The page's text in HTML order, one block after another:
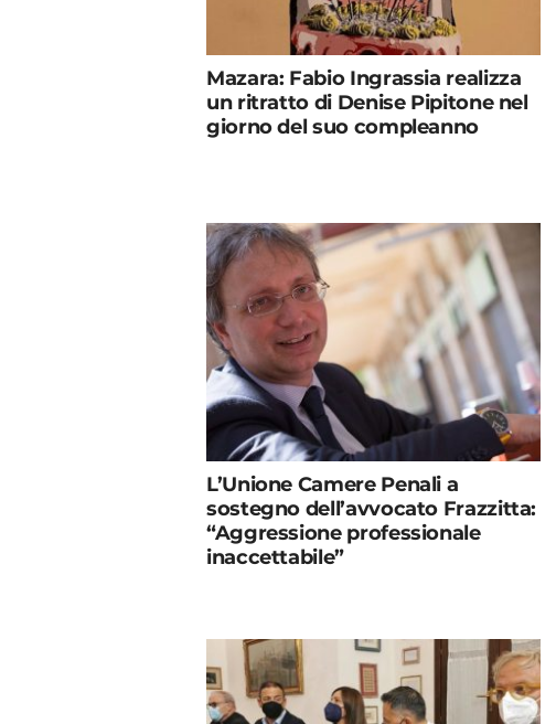
Mazara: Fabio Ingrassia realizza
un ritratto di Denise Pipitone nel
giorno del suo compleanno
L’Unione Camere Penali a
sostegno dell’avvocato Frazzitta:
“Aggressione professionale
inaccettabile”